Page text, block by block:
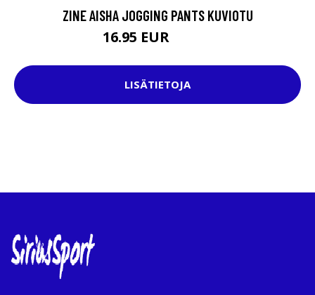
ZINE AISHA JOGGING PANTS KUVIOTU
16.95 EUR
LISÄTIETOJA